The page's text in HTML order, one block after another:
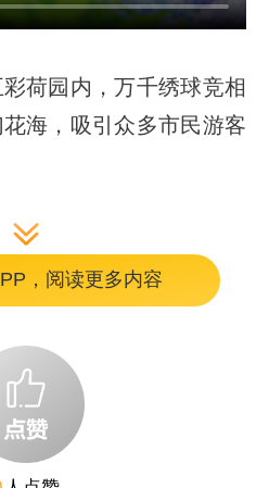
荷园内，万千绣球竞相
海，吸引众多市民游客
，阅读更多内容